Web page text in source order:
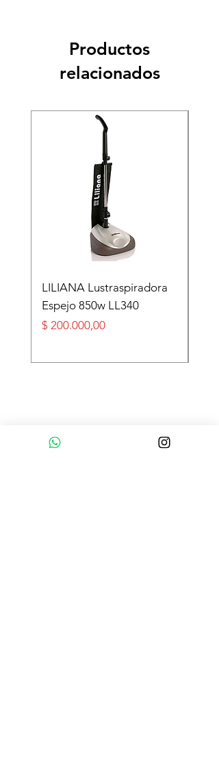
Productos
relacionados
LILIANA Lustraspiradora
Espejo 850w LL340
Precio
$ 200.000,00